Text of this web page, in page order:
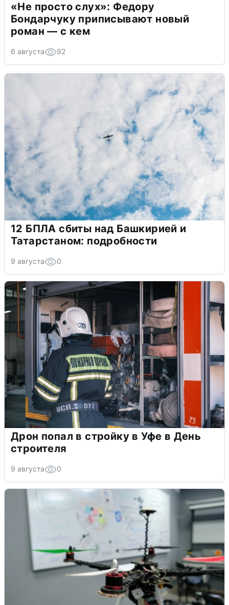
«Не просто слух»: Федору
Бондарчуку приписывают новый
роман — с кем
6 августа 92
12 БПЛА сбиты над Башкирией и
Татарстаном: подробности
9 августа 0
Дрон попал в стройку в Уфе в День
строителя
9 августа 0